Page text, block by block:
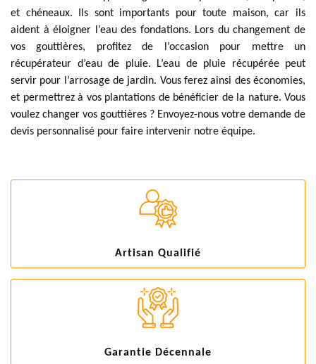
et chéneaux. Ils sont importants pour toute maison, car ils
aident à éloigner l’eau des fondations. Lors du changement de
vos gouttières, profitez de l’occasion pour mettre un
récupérateur d’eau de pluie. L’eau de pluie récupérée peut
servir pour l’arrosage de jardin. Vous ferez ainsi des économies,
et permettrez à vos plantations de bénéficier de la nature. Vous
voulez changer vos gouttières ? Envoyez-nous votre demande de
devis personnalisé pour faire intervenir notre équipe.
Artisan Qualifié
Garantie Décennale